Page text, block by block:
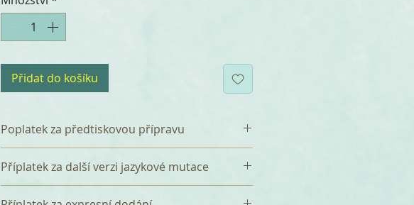
Přidat do košíku
Poplatek za předtiskovou přípravu
poplatek 120 Kč za předtiskovou přípravu,
který zahrnuje především sazba Vašeho textu a
Příplatek za další verzi jazykové mutace